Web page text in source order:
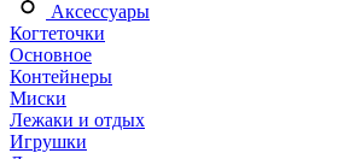
Аксессуары
Когтеточки
Основное
Контейнеры
Миски
Лежаки и отдых
Игрушки